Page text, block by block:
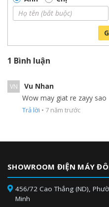
1 Bình luận
VN
Vu Nhan
Wow may giat re zayy sao
Trả lời • 7 năm trước
SHOWROOM ĐIỆN MÁY
456/72 Cao Thắng (ND),
Minh